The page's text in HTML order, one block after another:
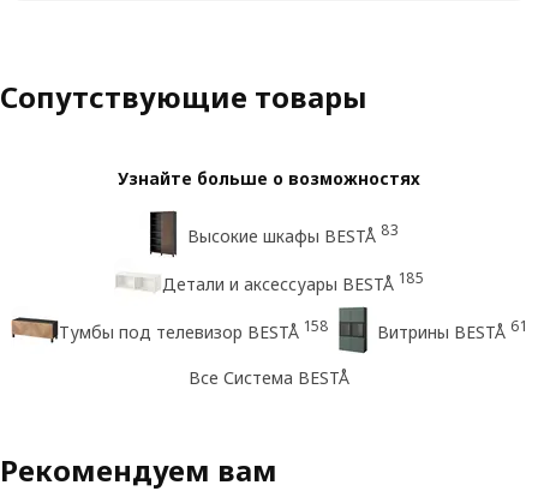
Сопутствующие товары
Узнайте больше о возможностях
Высокие шкафы BESTÅ 83
Детали и аксессуары BESTÅ 185
Тумбы под телевизор BESTÅ 158 Витрины BESTÅ 61
Все Система BESTÅ
Рекомендуем вам